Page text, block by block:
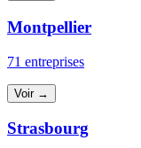
Montpellier
71 entreprises
Voir →
Strasbourg